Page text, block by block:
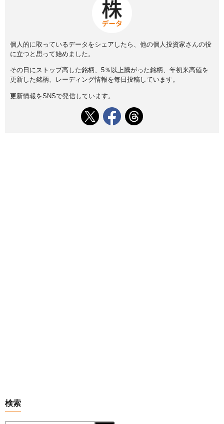
個人的に取っているデータをシェアしたら、他の個人投資家さんの役
に立つと思って始めました。
その日にストップ高した銘柄、5％以上騰がった銘柄、年初来高値を
更新した銘柄、レーディング情報を毎日投稿しています。
更新情報をSNSで発信しています。
検索